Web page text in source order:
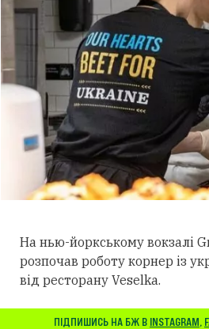
На нью-йоркському вокзалі
розпочав роботу корнер із
від ресторану Veselka.
ПІДПИШИСЬ НА БЖ В INSTAGRAM,